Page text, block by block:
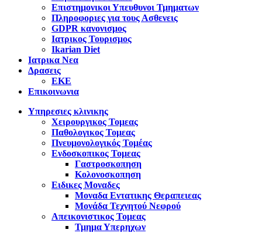
Επιστημονικοι Υπευθυνοι Τμηματων
Πληροφοριες για τους Ασθενεις
GDPR κανονισμος
Ιατρικος Τουρισμος
Ikarian Diet
Ιατρικα Νεα
Δρασεις
ΕΚΕ
Επικοινωνια
Υπηρεσιες κλινικης
Χειρουργικος Τομεας
Παθολογικος Τομεας
Πνευμονολογικός Τομέας
Ενδοσκοπικος Τομεας
Γαστροσκοπηση
Κολονοσκοπηση
Ειδικες Μοναδες
Μοναδα Εντατικης Θεραπειεας
Μονάδα Τεχνητού Νεφρού
Απεικονιστικος Τομεας
Τμημα Υπερηχων